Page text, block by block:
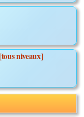
niveaux]